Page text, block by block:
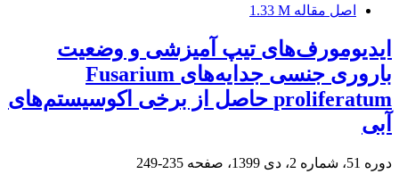
اصل مقاله 1.33 M
ایدیومورف‌های تیپ آمیزشی و وضعیت
باروری جنسی جدایه‌های Fusarium
proliferatum حاصل از برخی اکوسیستم‌های
آبی
دوره 51، شماره 2، دی 1399، صفحه 235-249